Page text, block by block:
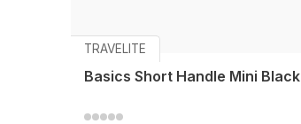
TRAVELITE
Basics Short Handle Mini Black